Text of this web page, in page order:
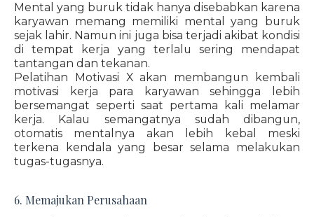
Mental yang buruk tidak hanya disebabkan karena
karyawan memang memiliki mental yang buruk
sejak lahir. Namun ini juga bisa terjadi akibat kondisi
di tempat kerja yang terlalu sering mendapat
tantangan dan tekanan.
Pelatihan Motivasi X akan membangun kembali
motivasi kerja para karyawan sehingga lebih
bersemangat seperti saat pertama kali melamar
kerja. Kalau semangatnya sudah dibangun,
otomatis mentalnya akan lebih kebal meski
terkena kendala yang besar selama melakukan
tugas-tugasnya.
6. Memajukan Perusahaan